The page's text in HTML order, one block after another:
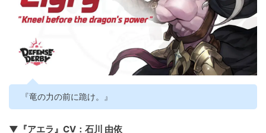
『竜の力の前に跪け。』
▼『アエラ』CV：石川 由依